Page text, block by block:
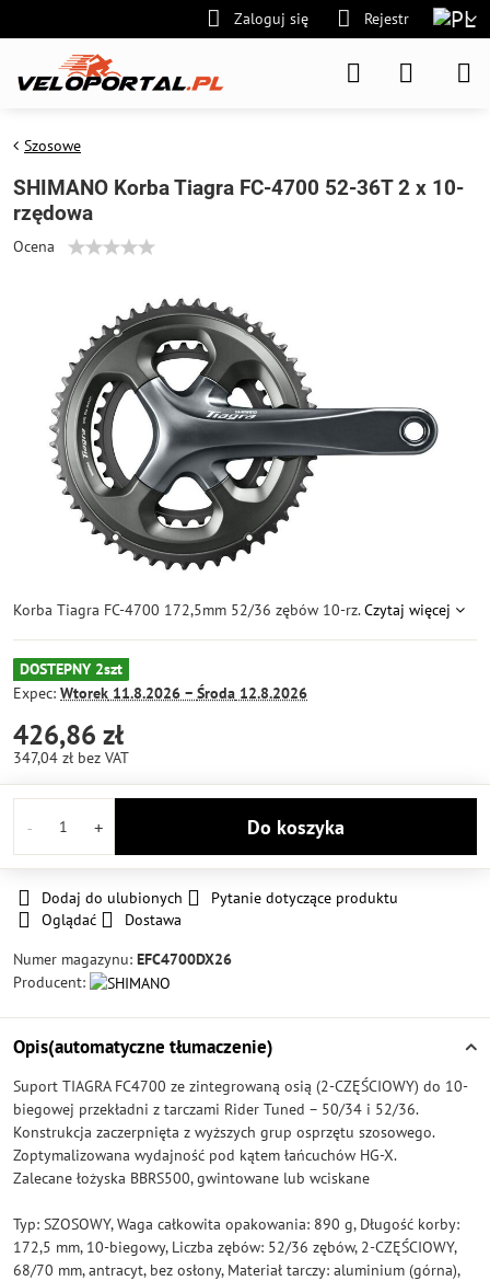
Zaloguj się Rejestr
Szosowe
SHIMANO Korba Tiagra FC-4700 52-36T 2 x 10-
rzędowa
Ocena
Korba Tiagra FC-4700 172,5mm 52/36 zębów 10-rz.Czytaj więcej
DOSTEPNY 2szt
Expec: Wtorek 11.8.2026 − Środa 12.8.2026
426,86 zł
347,04 zł bez VAT
Do koszyka
Dodaj do ulubionych
Pytanie dotyczące produktu
Oglądać
Dostawa
Numer magazynu: EFC4700DX26
Producent:
Opis(automatyczne tłumaczenie)
Suport TIAGRA FC4700 ze zintegrowaną osią (2-CZĘŚCIOWY) do 10-
biegowej przekładni z tarczami Rider Tuned – 50/34 i 52/36.
Konstrukcja zaczerpnięta z wyższych grup osprzętu szosowego.
Zoptymalizowana wydajność pod kątem łańcuchów HG-X.
Zalecane łożyska BBRS500, gwintowane lub wciskane
Typ: SZOSOWY, Waga całkowita opakowania: 890 g, Długość korby:
172,5 mm, 10-biegowy, Liczba zębów: 52/36 zębów, 2-CZĘŚCIOWY,
68/70 mm, antracyt, bez osłony, Materiał tarczy: aluminium (górna),